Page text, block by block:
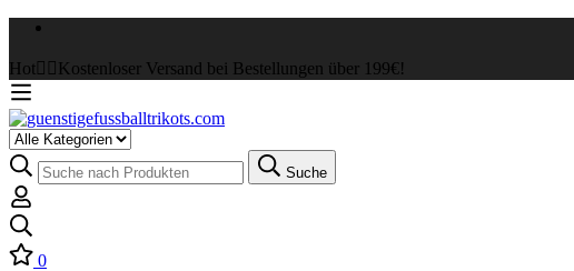
Hot ✌🏼Kostenloser Versand bei Bestellungen über 199€!
Select
a
Category
Suche
nach:
Suche
0